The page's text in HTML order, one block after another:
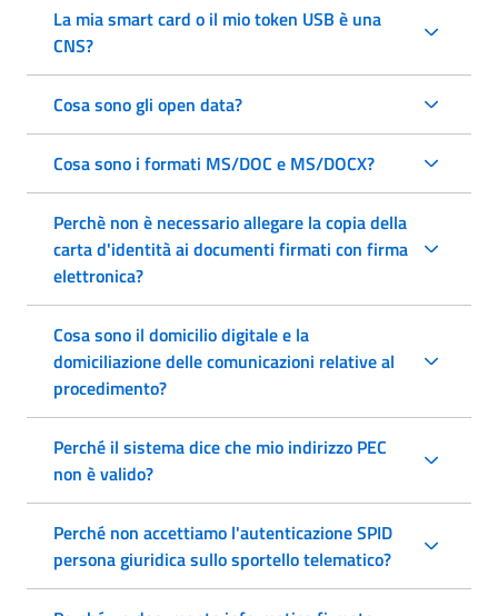
La mia smart card o il mio token USB è una
CNS?
Cosa sono gli open data?
Cosa sono i formati MS/DOC e MS/DOCX?
Perchè non è necessario allegare la copia della
carta d'identità ai documenti firmati con firma
elettronica?
Cosa sono il domicilio digitale e la
domiciliazione delle comunicazioni relative al
procedimento?
Perché il sistema dice che mio indirizzo PEC
non è valido?
Perché non accettiamo l'autenticazione SPID
persona giuridica sullo sportello telematico?